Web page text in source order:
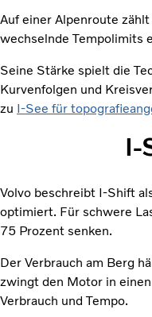
Auf einer Alpenroute
wechselnde Tempolimits
Seine Stärke spielt die
Kurvenfolgen und
zu I-See für
I-
Volvo beschreibt I-Shift
optimiert. Für schwere
75 Prozent senken.
Der Verbrauch am Berg
zwingt den Motor in
Verbrauch und Tempo.